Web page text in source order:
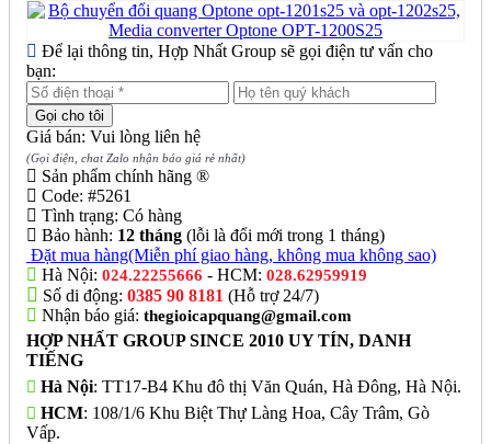
Để lại thông tin, Hợp Nhất Group sẽ gọi điện tư vấn cho
bạn:
Giá bán: Vui lòng liên hệ
(Gọi điện, chat Zalo nhận báo giá rẻ nhất)
Sản phẩm chính hãng ®
Code: #5261
Tình trạng: Có hàng
Bảo hành: 12 tháng (lỗi là đổi mới trong 1 tháng)
Đặt mua hàng(Miễn phí giao hàng, không mua không sao)
Hà Nội: 024.22255666 - HCM: 028.62959919
Số di động: 0385 90 8181 (Hỗ trợ 24/7)
Nhận báo giá: thegioicapquang@gmail.com
HỢP NHẤT GROUP SINCE 2010 UY TÍN, DANH
TIẾNG
Hà Nội: TT17-B4 Khu đô thị Văn Quán, Hà Đông, Hà Nội.
HCM: 108/1/6 Khu Biệt Thự Làng Hoa, Cây Trâm, Gò
Vấp.